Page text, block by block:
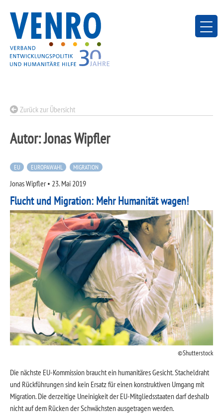
content
Zurück zur Übersicht
Autor:Jonas Wipfler
EU EUROPAWAHL MIGRATION
Jonas Wipfler• 23. Mai 2019
Flucht und Migration: Mehr Humanität wagen!
Shutterstock
Die nächste EU-Kommission braucht ein humanitäres Gesicht. Stacheldraht
und Rückführungen sind kein Ersatz für einen konstruktiven Umgang mit
Migration. Die derzeitige Uneinigkeit der EU-Mitgliedsstaaten darf deshalb
nicht auf dem Rücken der Schwächsten ausgetragen werden.